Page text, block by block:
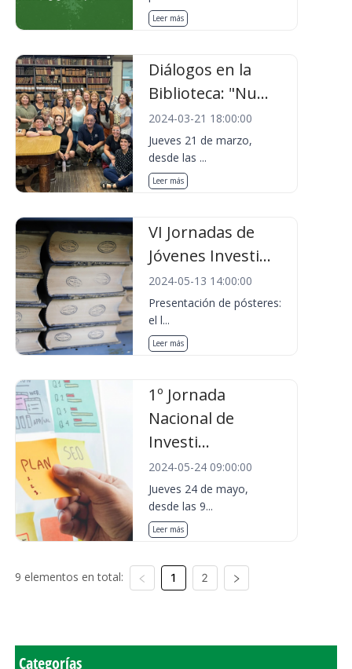
Leer más
Diálogos en la
Biblioteca: "Nu...
2024-03-21 18:00:00
Jueves 21 de marzo,
desde las ...
Leer más
VI Jornadas de
Jóvenes Investi...
2024-05-13 14:00:00
Presentación de pósteres:
el l...
Leer más
1º Jornada
Nacional de
Investi...
2024-05-24 09:00:00
Jueves 24 de mayo,
desde las 9...
Leer más
9 elementos en total: 1 2
Categorías